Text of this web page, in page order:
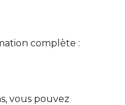
complète :
vous pouvez